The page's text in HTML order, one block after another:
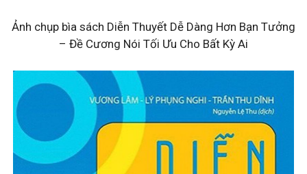
Ảnh chụp bìa sách Diễn Thuyết Dễ Dàng Hơn Bạn Tưởng
– Đề Cương Nói Tối Ưu Cho Bất Kỳ Ai